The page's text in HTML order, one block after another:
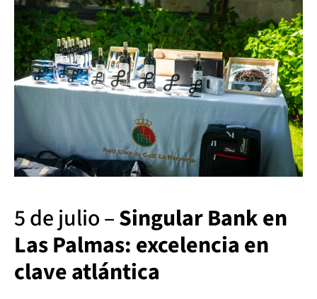
5 de julio – Singular Bank en
Las Palmas: excelencia en
clave atlántica